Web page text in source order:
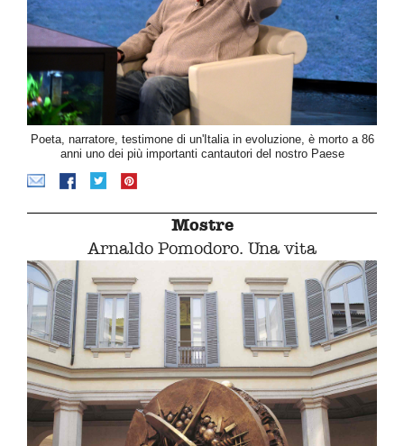
Poeta, narratore, testimone di un'Italia in evoluzione, è morto a 86
anni uno dei più importanti cantautori del nostro Paese
Mostre
Arnaldo Pomodoro. Una vita